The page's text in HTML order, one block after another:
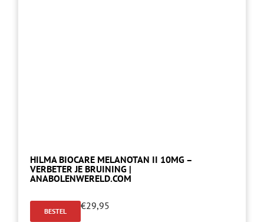
HILMA BIOCARE MELANOTAN II 10MG –
VERBETER JE BRUINING |
ANABOLENWERELD.COM
BESTEL €29,95